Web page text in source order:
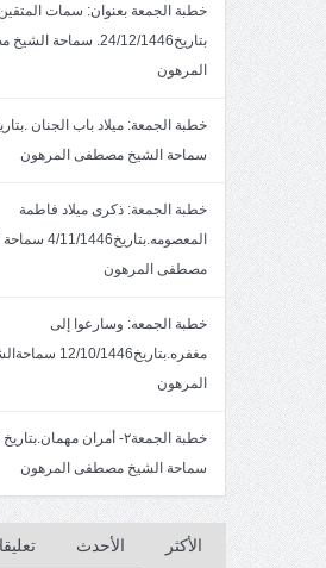
بتاريخ24/12/1446. سماحة
المرهون
سماحة الشيخ مصطفى المرهون
خطبة الجمعة: ذكرى ميلاد فاطمة
المعصومه.بتاريخ4/
مصطفى المرهون
خطبة الجمعه: وسارعوا إلى
مغفره.بتاريخ12/
المرهون
سماحة الشيخ مصطفى المرهون
الأكثر الأحدث